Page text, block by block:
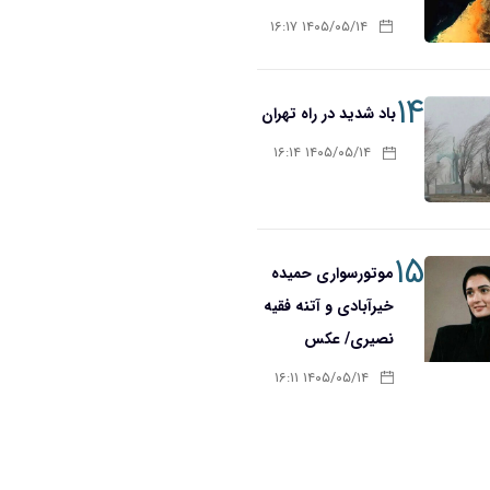
۱۴۰۵/۰۵/۱۴ ۱۶:۱۷
۱۴باد شدید در راه تهران
۱۴۰۵/۰۵/۱۴ ۱۶:۱۴
۱۵موتورسواری حمیده
خیرآبادی و آتنه فقیه
نصیری/ عکس
۱۴۰۵/۰۵/۱۴ ۱۶:۱۱